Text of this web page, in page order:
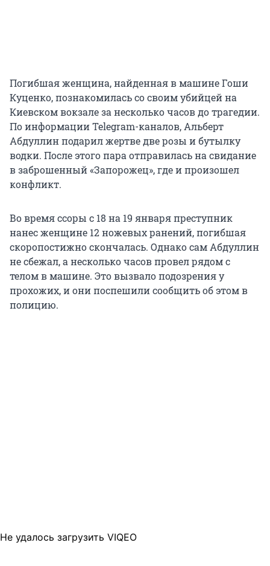
Погибшая женщина, найденная в машине Гоши
Куценко, познакомилась со своим убийцей на
Киевском вокзале за несколько часов до трагедии.
По информации Telegram-каналов, Альберт
Абдуллин подарил жертве две розы и бутылку
водки. После этого пара отправилась на свидание
в заброшенный «Запорожец», где и произошел
конфликт.
Во время ссоры с 18 на 19 января преступник
нанес женщине 12 ножевых ранений, погибшая
скоропостижно скончалась. Однако сам Абдуллин
не сбежал, а несколько часов провел рядом с
телом в машине. Это вызвало подозрения у
прохожих, и они поспешили сообщить об этом в
полицию.
Не удалось загрузить VIQEO